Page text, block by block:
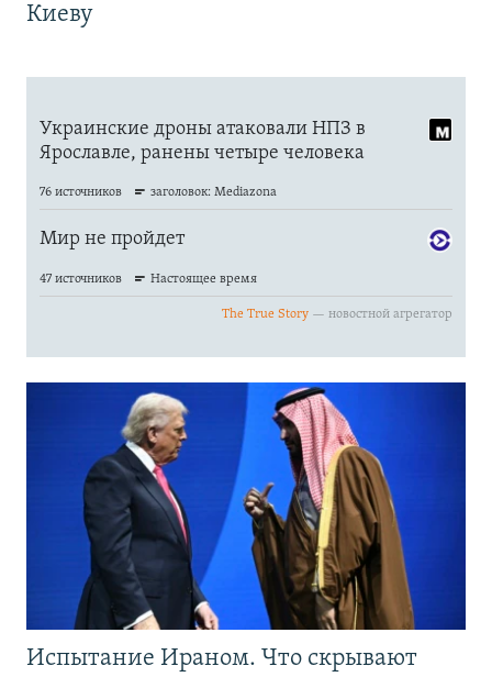
Киеву
Испытание Ираном. Что скрывают